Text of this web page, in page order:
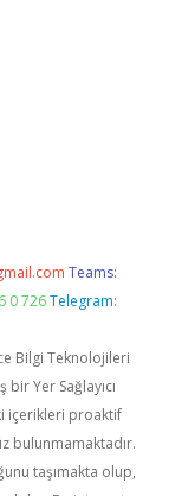
Teams:
0 726 Telegram:
Bilgi Teknolojileri
Yer Sağlayıcı
içerikleri proaktif
bulunmamaktadır.
taşımakta olup,